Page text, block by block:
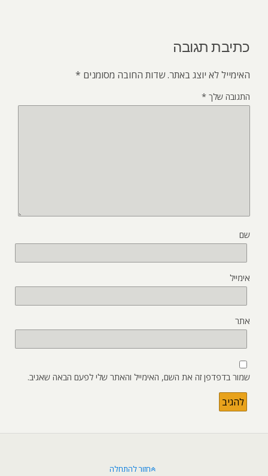
כתיבת תגובה
האימייל לא יוצג באתר.שדות החובה מסומנים *
התגובה שלך *
שם
אימייל
אתר
שמור בדפדפן זה את השם, האימייל והאתר שלי לפעם הבאה שאגיב.
חזור להתחלה